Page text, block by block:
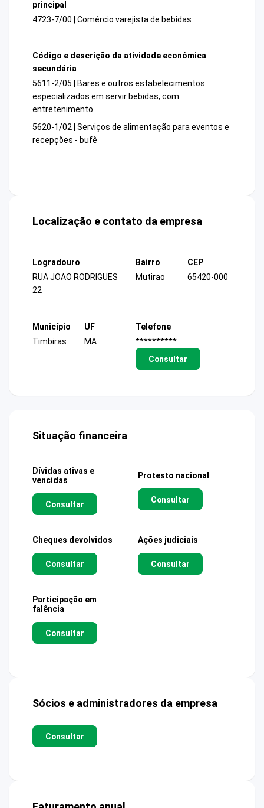
principal
4723-7/00 | Comércio varejista de bebidas
Código e descrição da atividade econômica
secundária
5611-2/05 | Bares e outros estabelecimentos
especializados em servir bebidas, com
entretenimento
5620-1/02 | Serviços de alimentação para eventos e
recepções - bufê
Localização e contato da empresa
Logradouro
RUA JOAO RODRIGUES
22
Bairro
Mutirao
CEP
65420-000
Município
Timbiras
UF
MA
Telefone
**********
Consultar
Situação financeira
Dívidas ativas e
vencidas
Consultar
Protesto nacional
Consultar
Cheques devolvidos
Consultar
Ações judiciais
Consultar
Participação em
falência
Consultar
Sócios e administradores da empresa
Consultar